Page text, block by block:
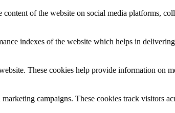
of the website on social media platforms,
indexes of the website which helps in
These cookies help provide information on
campaigns. These cookies track visitors